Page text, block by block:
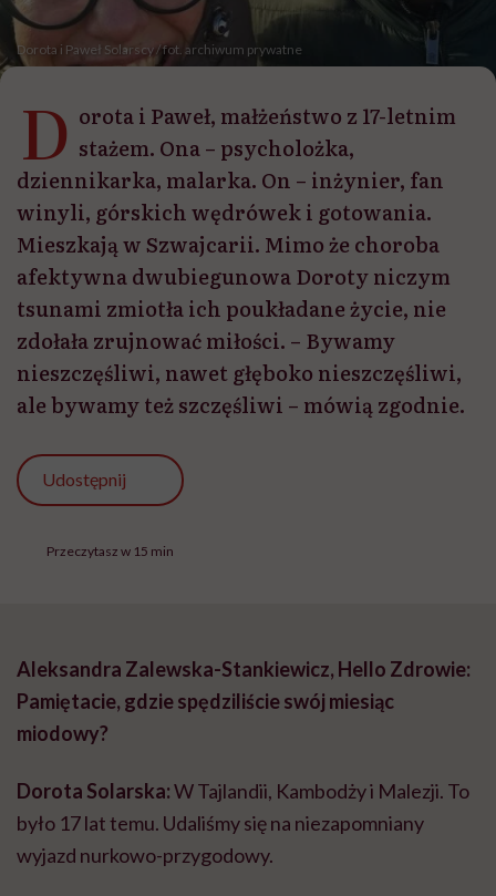
Dorota i Paweł Solarscy / fot. archiwum prywatne
D orota i Paweł, małżeństwo z 17-letnim
stażem. Ona – psycholożka,
dziennikarka, malarka. On – inżynier, fan
winyli, górskich wędrówek i gotowania.
Mieszkają w Szwajcarii. Mimo że choroba
afektywna dwubiegunowa Doroty niczym
tsunami zmiotła ich poukładane życie, nie
zdołała zrujnować miłości. – Bywamy
nieszczęśliwi, nawet głęboko nieszczęśliwi,
ale bywamy też szczęśliwi – mówią zgodnie.
Udostępnij
Przeczytasz w 15 min
Aleksandra Zalewska-Stankiewicz, Hello Zdrowie:
Pamiętacie, gdzie spędziliście swój miesiąc
miodowy?
Dorota Solarska:W Tajlandii, Kambodży i Malezji. To
było 17 lat temu. Udaliśmy się na niezapomniany
wyjazd nurkowo-przygodowy.